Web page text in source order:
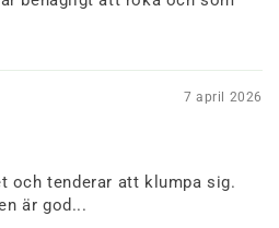
7 april 2026
och tenderar att klumpa sig.
är god...